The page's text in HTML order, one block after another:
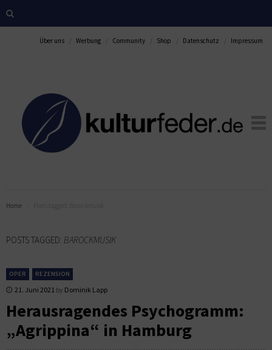
Über uns Werbung Community Shop Datenschutz Impressum
Home
POSTS TAGGED: BAROCKMUSIK
OPER REZENSION
21. Juni 2021 by Dominik Lapp
Herausragendes Psychogramm:
„Agrippina“ in Hamburg